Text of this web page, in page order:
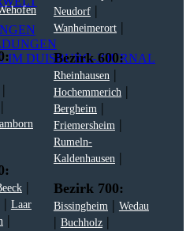
IM DUISBURG-JOURNAL
|
| Laar
|
Neudorf|
Wanheimerort|
Bezirk 600:
Rheinhausen|
Hochemmerich|
Bergheim|
Friemersheim|
Rumeln-
Kaldenhausen|
Bezirk 700:
Bissingheim| Wedau
| Buchholz|